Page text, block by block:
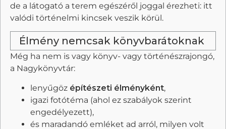
de a látogató a terem egészéről joggal érezheti: itt
valódi történelmi kincsek veszik körül.
Élmény nemcsak könyvbarátoknak
Még ha nem is vagy könyv- vagy történészrajongó,
a Nagykönyvtár:
lenyűgöz építészeti élményként,
igazi fotótéma (ahol ez szabályok szerint
engedélyezett),
és maradandó emléket ad arról, milyen volt